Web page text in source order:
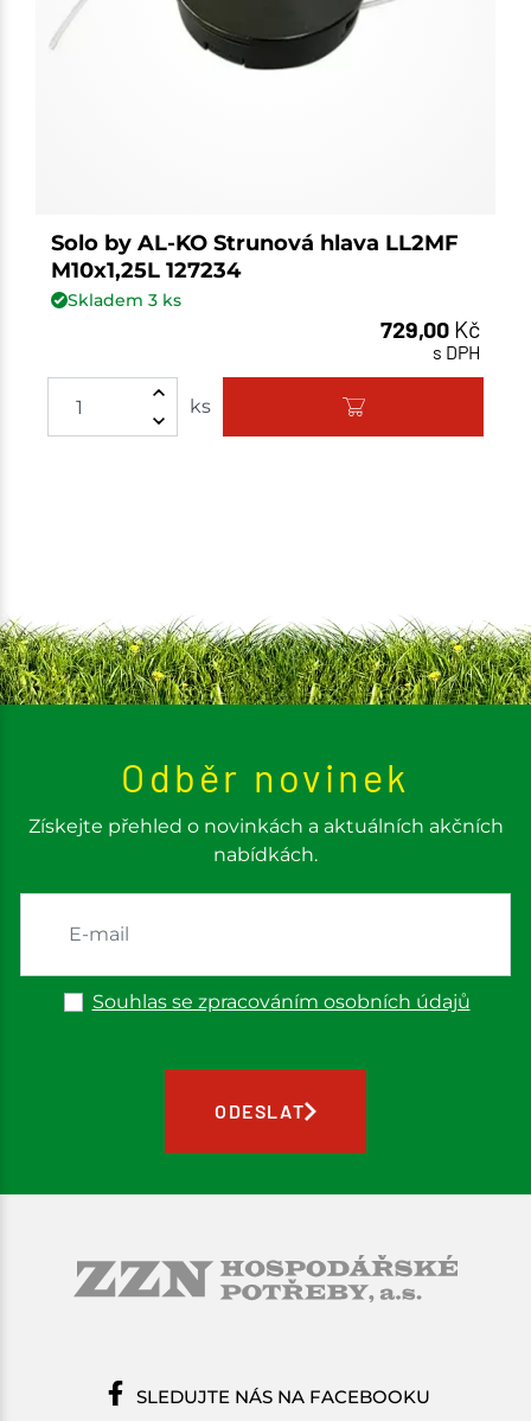
Solo by AL-KO Strunová hlava LL2MF
M10x1,25L 127234
Skladem 3ks
729,00 Kč
s DPH
ks
Odběr novinek
Získejte přehled o novinkách a aktuálních akčních
nabídkách.
Souhlas se zpracováním osobních údajů
ODESLAT
SLEDUJTE NÁS NA FACEBOOKU